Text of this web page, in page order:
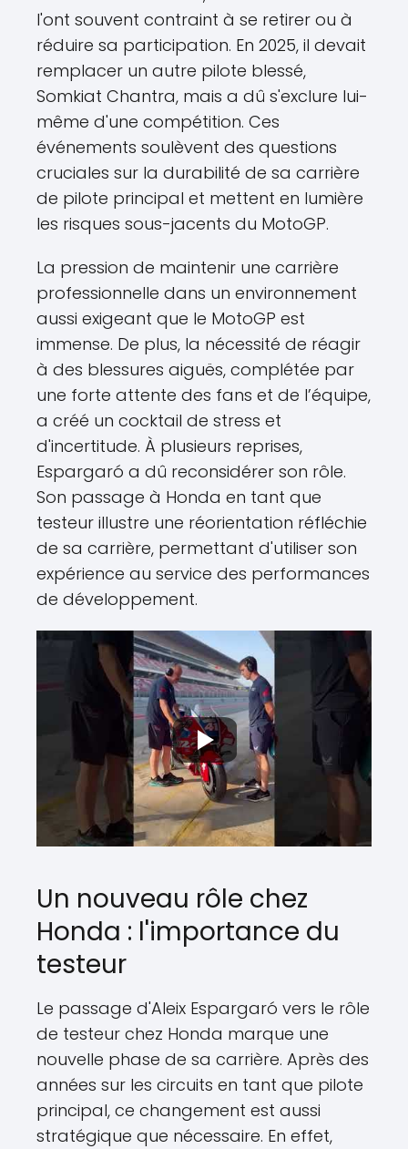
l'ont souvent contraint à se retirer ou à
réduire sa participation. En 2025, il devait
remplacer un autre pilote blessé,
Somkiat Chantra, mais a dû s'exclure lui-
même d'une compétition. Ces
événements soulèvent des questions
cruciales sur la durabilité de sa carrière
de pilote principal et mettent en lumière
les risques sous-jacents du MotoGP.
La pression de maintenir une carrière
professionnelle dans un environnement
aussi exigeant que le MotoGP est
immense. De plus, la nécessité de réagir
à des blessures aiguës, complétée par
une forte attente des fans et de l’équipe,
a créé un cocktail de stress et
d'incertitude. À plusieurs reprises,
Espargaró a dû reconsidérer son rôle.
Son passage à Honda en tant que
testeur illustre une réorientation réfléchie
de sa carrière, permettant d'utiliser son
expérience au service des performances
de développement.
Un nouveau rôle chez
Honda : l'importance du
testeur
Le passage d'Aleix Espargaró vers le rôle
de testeur chez Honda marque une
nouvelle phase de sa carrière. Après des
années sur les circuits en tant que pilote
principal, ce changement est aussi
stratégique que nécessaire. En effet,